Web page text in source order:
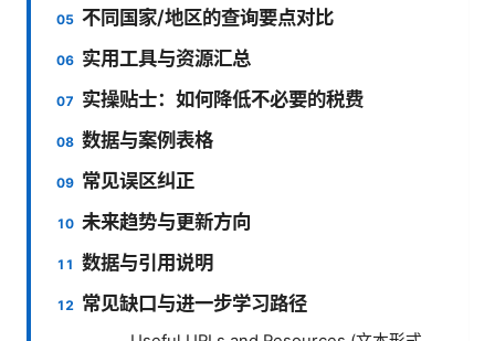
不同国家/地区的查询要点对比
实用工具与资源汇总
实操贴士：如何降低不必要的税费
数据与案例表格
常见误区纠正
未来趋势与更新方向
数据与引用说明
常见缺口与进一步学习路径